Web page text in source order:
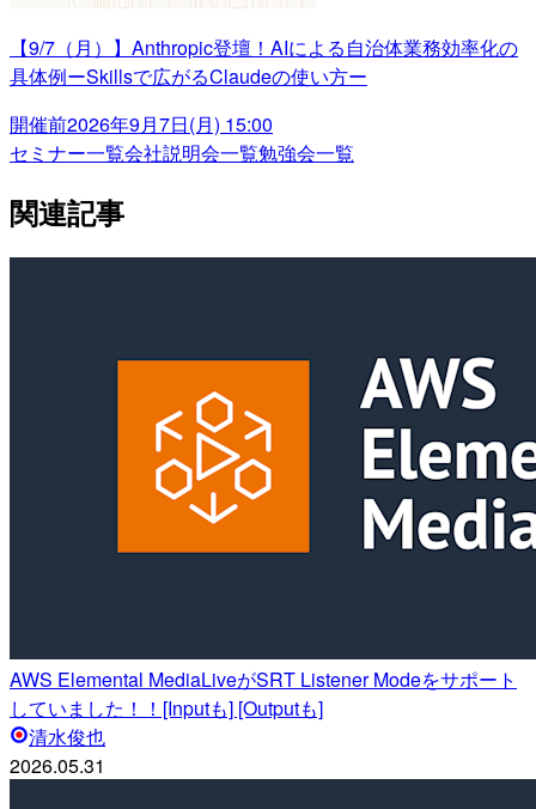
【9/7（月）】Anthropic登壇！AIによる自治体業務効率化の
具体例ーSkillsで広がるClaudeの使い方ー
開催前2026年9月7日(月) 15:00
セミナー一覧会社説明会一覧勉強会一覧
関連記事
AWS Elemental MediaLiveがSRT Listener Modeをサポート
していました！！[Inputも] [Outputも]
清水俊也
2026.05.31